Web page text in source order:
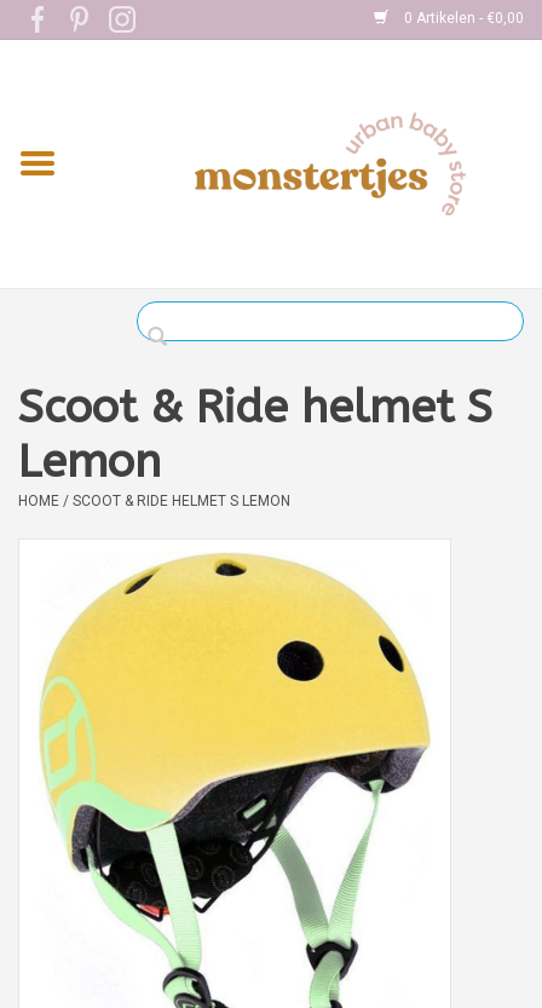
0 Artikelen - €0,00
Home
Kleding
Verzorging
Boekjes
Peter/metergeschenken &
Cadeaubon
Naar school
Sales
Merken
Scoot & Ride helmet S
Lemon
HOME / SCOOT & RIDE HELMET S LEMON